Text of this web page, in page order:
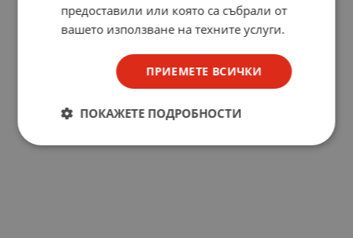
предоставили или която са събрали от
вашето използване на техните услуги.
ПРИЕМЕТЕ ВСИЧКИ
ПОКАЖЕТЕ ПОДРОБНОСТИ